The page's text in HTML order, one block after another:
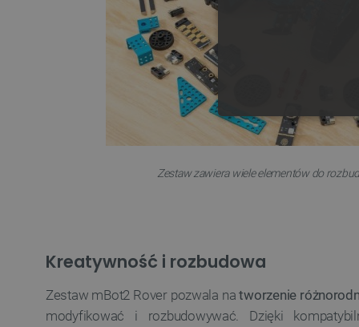
Zestaw zawiera wiele elementów do
Kreatywność i rozbudowa
Zestaw mBot2 Rover pozwala natworzenie
modyfikować i rozbudowywać. Dzięki
Niezbędne pliki cookie
Nazwa
PrestaShop-